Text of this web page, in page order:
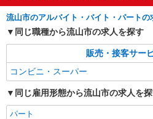
パート
生鮮市場TOP 流山セントラルパーク店
スーパーマーケ
＜パート＞ 時
円〜 ★土曜・日
千葉県流山市中
流山市のアルバイト・バイト・パートの
同じ職種から流山市の求人を探す
販売・接客サー
コンビニ・スーパー
同じ雇用形態から流山市の求人を
パート